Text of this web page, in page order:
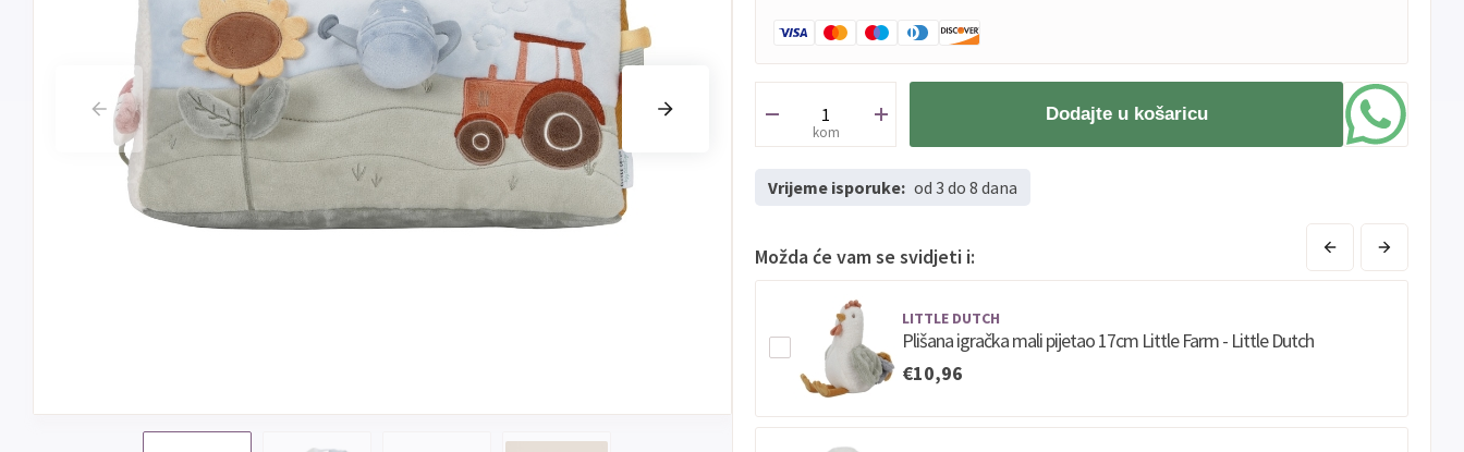
kom
Dodajte u košaricu
Vrijeme isporuke: od 3 do 8 dana
Možda će vam se svidjeti i:
LITTLE DUTCH
Plišana igračka mali pijetao 17cm Little Farm - Little Dutch
€10,96